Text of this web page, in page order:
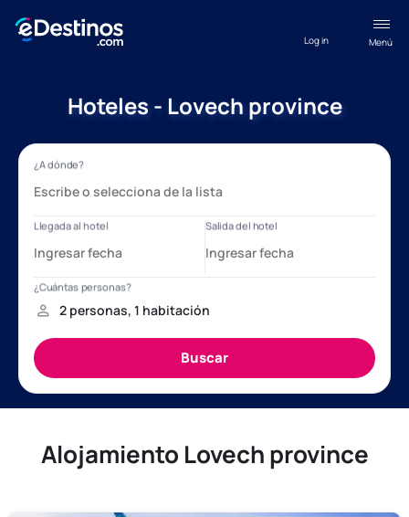
Menú
Log in
Hoteles - Lovech province
Alojamiento Lovech province